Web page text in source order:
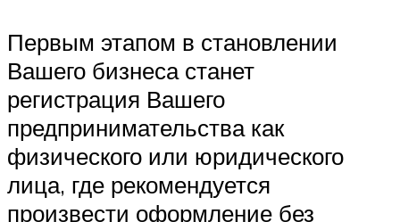
Первым этапом в становлении
Вашего бизнеса станет
регистрация Вашего
предпринимательства как
физического или юридического
лица, где рекомендуется
произвести оформление без